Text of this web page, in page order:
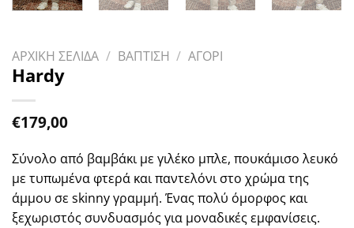
ΑΡΧΙΚΗ ΣΕΛΙΔΑ / ΒΑΠΤΙΣΗ / ΑΓΟΡΙ
Hardy
€179,00
Σύνολο από βαμβάκι με γιλέκο μπλε, πουκάμισο λευκό
με τυπωμένα φτερά και παντελόνι στο χρώμα της
άμμου σε skinny γραμμή. Ένας πολύ όμορφος και
ξεχωριστός συνδυασμός για μοναδικές εμφανίσεις.